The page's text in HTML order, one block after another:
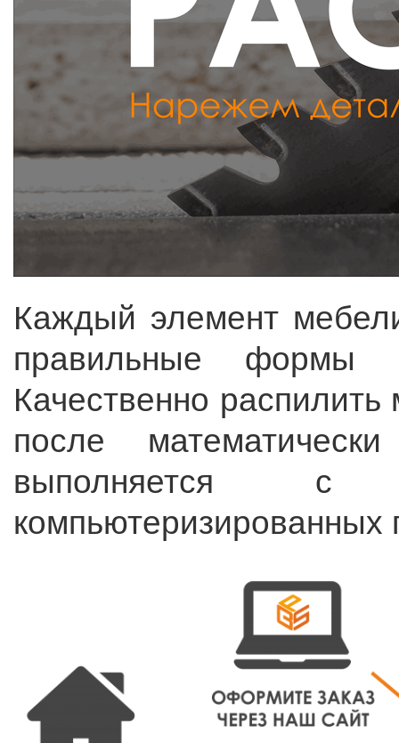
Каждый элемент
правильные формы
Качественно
после
выполняется с
компьютеризированных